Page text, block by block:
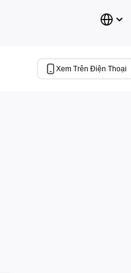
Xem Trên Điện Thoại